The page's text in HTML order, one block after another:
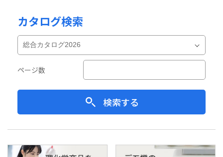
カタログ検索
ページ数
検索する